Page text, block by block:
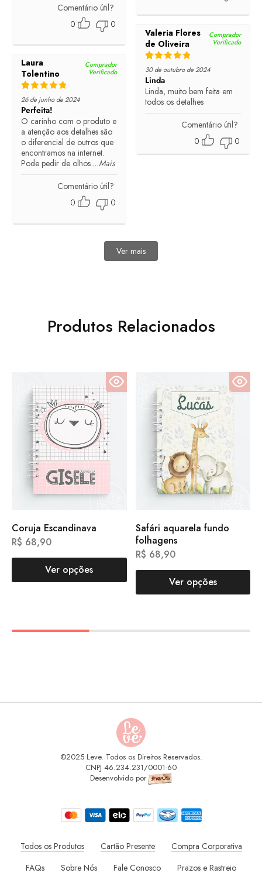
Comentário útil?
0
0
Valeria Flores
de Oliveira
Comprador
Verificado
Rated 5 out of 5
30 de outubro de 2024
Linda
Linda, muito bem feita em
todos os detalhes
Comentário útil?
0
0
Laura
Tolentino
Comprador
Verificado
Rated 5 out of 5
26 de junho de 2024
Perfeita!
O carinho com o produto e
a atenção aos detalhes são
o diferencial de outros que
encontramos na internet.
Pode pedir de olhos...Mais
Comentário útil?
0
0
Ver mais
Produtos Relacionados
Coruja Escandinava
R$ 68,90
Ver opções
Safári aquarela fundo
folhagens
R$ 68,90
Ver opções
©2025 Leve. Todos os Direitos Reservados.
CNPJ 46.234.231/0001-60
Desenvolvido por
Todos os Produtos Cartão Presente
Compra Corporativa
FAQs
Sobre Nós Fale Conosco Prazos e Rastreio